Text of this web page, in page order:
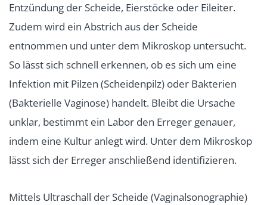
Entzündung der Scheide, Eierstöcke oder Eileiter.
Zudem wird ein Abstrich aus der Scheide
entnommen und unter dem Mikroskop untersucht.
So lässt sich schnell erkennen, ob es sich um eine
Infektion mit Pilzen (Scheidenpilz) oder Bakterien
(Bakterielle Vaginose) handelt. Bleibt die Ursache
unklar, bestimmt ein Labor den Erreger genauer,
indem eine Kultur anlegt wird. Unter dem Mikroskop
lässt sich der Erreger anschließend identifizieren.
Mittels Ultraschall der Scheide (Vaginalsonographie)